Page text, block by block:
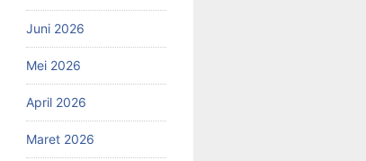
Juni 2026
Mei 2026
April 2026
Maret 2026